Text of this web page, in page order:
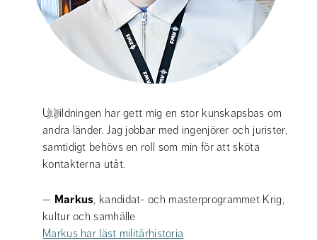
Utbildningen har gett mig en stor kunskapsbas om
andra länder. Jag jobbar med ingenjörer och jurister,
samtidigt behövs en roll som min för att sköta
kontakterna utåt.
— Markus, kandidat- och masterprogrammet Krig,
kultur och samhälle
Markus har läst militärhistoria